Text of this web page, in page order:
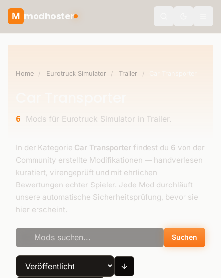
M modhoster
Home / Eurotruck Simulator / Trailer /
6 Mods für Eurotruck Simulator in Trailer.
In der Kategorie Car Transporter findest du 6 von der
Community erstellte Modifikationen — handverlesen
kuratiert, virengeprüft und mit ehrlichen
Bewertungen echter Spieler. Jede Mod durchläuft
unsere automatische Sicherheitsprüfung, bevor sie
hier erscheint.
Suchen